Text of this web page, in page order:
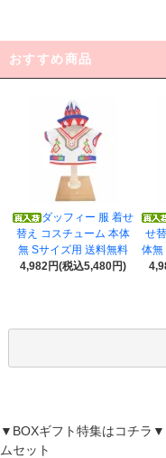
おすすめ商品
ダッフィー 服 着せ
替え コスチューム 本体
無 Sサイズ用 送料無料
4,982円(税込5,480円)
せ
体無
▼BOXギフト特集はコチ
ムセット